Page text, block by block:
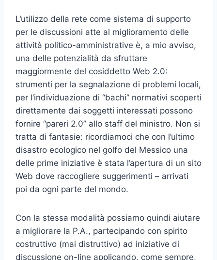
L’utilizzo della rete come sistema di supporto
per le discussioni atte al miglioramento delle
attività politico-amministrative è, a mio avviso,
una delle potenzialità da sfruttare
maggiormente del cosiddetto Web 2.0:
strumenti per la segnalazione di problemi locali,
per l’individuazione di “bachi” normativi scoperti
direttamente dai soggetti interessati possono
fornire “pareri 2.0” allo staff del ministro. Non si
tratta di fantasie: ricordiamoci che con l’ultimo
disastro ecologico nel golfo del Messico una
delle prime iniziative è stata l’apertura di un sito
Web dove raccogliere suggerimenti – arrivati
poi da ogni parte del mondo.
Con la stessa modalità possiamo quindi aiutare
a migliorare la P.A., partecipando con spirito
costruttivo (mai distruttivo) ad iniziative di
discussione on-line applicando, come sempre,